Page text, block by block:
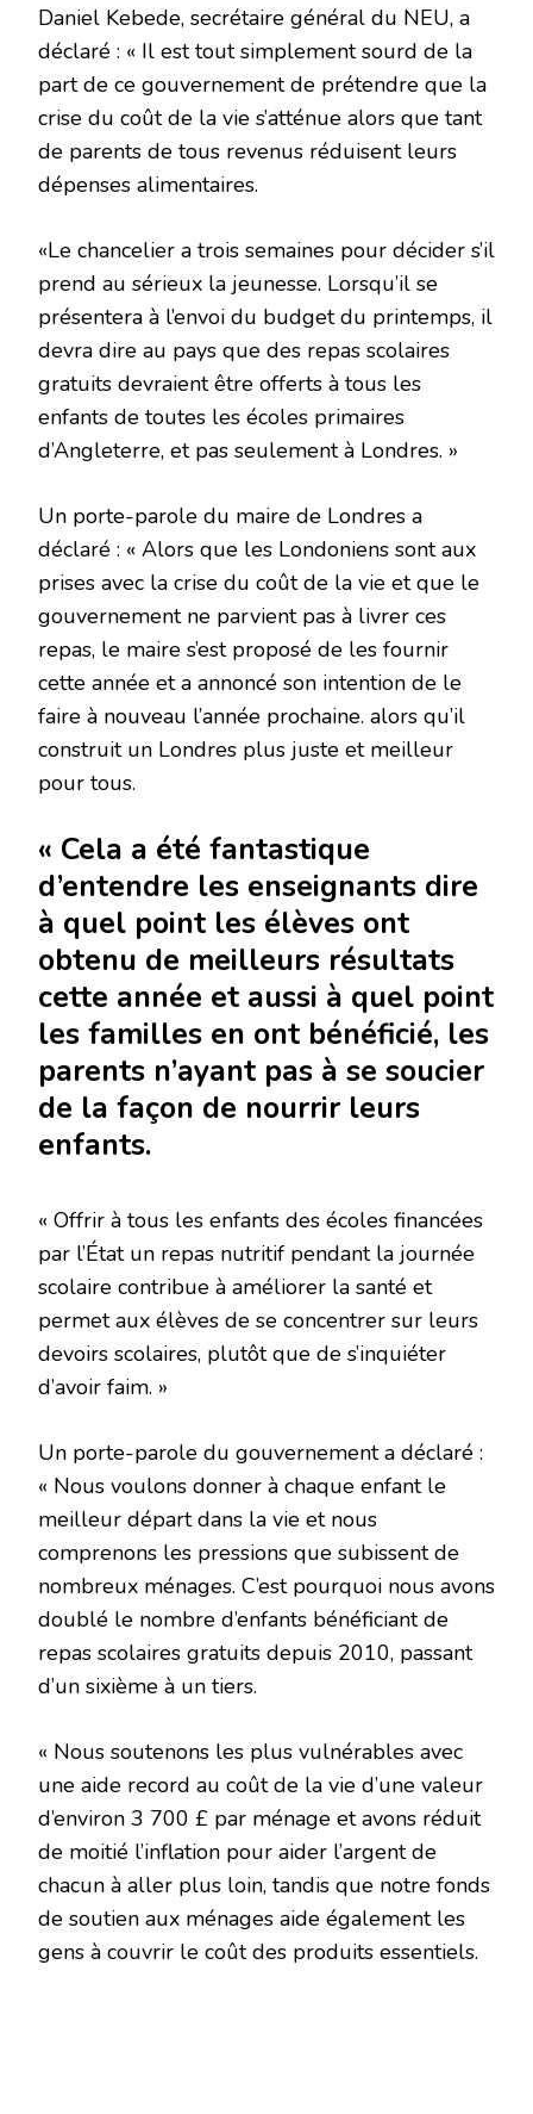
Daniel Kebede, secrétaire général du NEU, a
déclaré : « Il est tout simplement sourd de la
part de ce gouvernement de prétendre que la
crise du coût de la vie s’atténue alors que tant
de parents de tous revenus réduisent leurs
dépenses alimentaires.
«Le chancelier a trois semaines pour décider s’il
prend au sérieux la jeunesse. Lorsqu’il se
présentera à l’envoi du budget du printemps, il
devra dire au pays que des repas scolaires
gratuits devraient être offerts à tous les
enfants de toutes les écoles primaires
d’Angleterre, et pas seulement à Londres. »
Un porte-parole du maire de Londres a
déclaré : « Alors que les Londoniens sont aux
prises avec la crise du coût de la vie et que le
gouvernement ne parvient pas à livrer ces
repas, le maire s’est proposé de les fournir
cette année et a annoncé son intention de le
faire à nouveau l’année prochaine. alors qu’il
construit un Londres plus juste et meilleur
pour tous.
« Cela a été fantastique
d’entendre les enseignants dire
à quel point les élèves ont
obtenu de meilleurs résultats
cette année et aussi à quel point
les familles en ont bénéficié, les
parents n’ayant pas à se soucier
de la façon de nourrir leurs
enfants.
« Offrir à tous les enfants des écoles financées
par l’État un repas nutritif pendant la journée
scolaire contribue à améliorer la santé et
permet aux élèves de se concentrer sur leurs
devoirs scolaires, plutôt que de s’inquiéter
d’avoir faim. »
Un porte-parole du gouvernement a déclaré :
« Nous voulons donner à chaque enfant le
meilleur départ dans la vie et nous
comprenons les pressions que subissent de
nombreux ménages. C’est pourquoi nous avons
doublé le nombre d’enfants bénéficiant de
repas scolaires gratuits depuis 2010, passant
d’un sixième à un tiers.
« Nous soutenons les plus vulnérables avec
une aide record au coût de la vie d’une valeur
d’environ 3 700 £ par ménage et avons réduit
de moitié l’inflation pour aider l’argent de
chacun à aller plus loin, tandis que notre fonds
de soutien aux ménages aide également les
gens à couvrir le coût des produits essentiels.